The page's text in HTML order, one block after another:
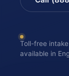
Toll-free
available in